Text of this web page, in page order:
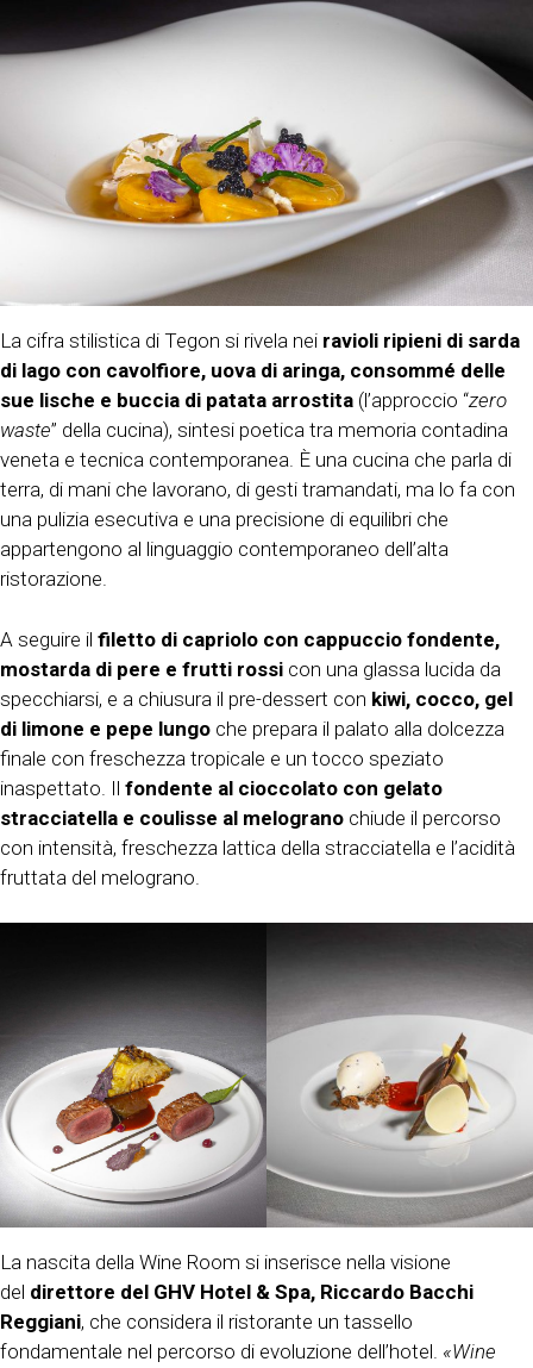
La cifra stilistica di Tegon si rivela nei ravioli ripieni di sarda
di lago con cavolfiore, uova di aringa, consommé delle
sue lische e buccia di patata arrostita (l’approccio “zero
waste” della cucina), sintesi poetica tra memoria contadina
veneta e tecnica contemporanea. È una cucina che parla di
terra, di mani che lavorano, di gesti tramandati, ma lo fa con
una pulizia esecutiva e una precisione di equilibri che
appartengono al linguaggio contemporaneo dell’alta
ristorazione.
A seguire il filetto di capriolo con cappuccio fondente,
mostarda di pere e frutti rossi con una glassa lucida da
specchiarsi, e a chiusura il pre-dessert con kiwi, cocco, gel
di limone e pepe lungo che prepara il palato alla dolcezza
finale con freschezza tropicale e un tocco speziato
inaspettato. Il fondente al cioccolato con gelato
stracciatella e coulisse al melograno chiude il percorso
con intensità, freschezza lattica della stracciatella e l’acidità
fruttata del melograno.
La nascita della Wine Room si inserisce nella visione
del direttore del GHV Hotel & Spa, Riccardo Bacchi
Reggiani, che considera il ristorante un tassello
fondamentale nel percorso di evoluzione dell’hotel. «Wine